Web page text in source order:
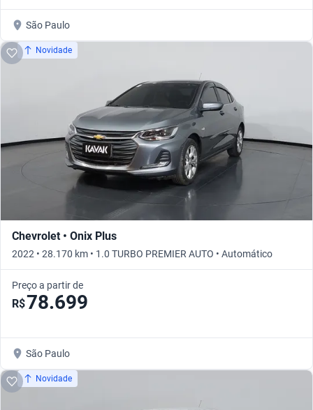
São Paulo
Novidade
Chevrolet • Onix Plus
2022 • 28.170 km • 1.0 TURBO PREMIER AUTO • Automático
Preço a partir de
R$78.699
São Paulo
Novidade